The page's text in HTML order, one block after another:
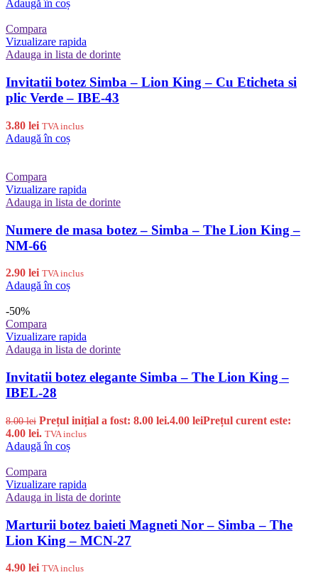
Adaugă în coș
Compara
Vizualizare rapida
Adauga in lista de dorinte
Invitatii botez Simba – Lion King – Cu Eticheta si
plic Verde – IBE-43
3.80 lei TVA inclus
Adaugă în coș
Compara
Vizualizare rapida
Adauga in lista de dorinte
Numere de masa botez – Simba – The Lion King –
NM-66
2.90 lei TVA inclus
Adaugă în coș
-50%
Compara
Vizualizare rapida
Adauga in lista de dorinte
Invitatii botez elegante Simba – The Lion King –
IBEL-28
8.00lei Prețul inițial a fost: 8.00 lei.4.00 leiPrețul curent este:
4.00 lei. TVA inclus
Adaugă în coș
Compara
Vizualizare rapida
Adauga in lista de dorinte
Marturii botez baieti Magneti Nor – Simba – The
Lion King – MCN-27
4.90 lei TVA inclus